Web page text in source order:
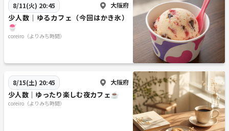
8/11(火) 20:45 大阪府
少人数｜ゆるカフェ（今回はかき氷）
🍧
coreiro（よりみち時間）
8/15(土) 20:45 大阪府
少人数｜ゆったり楽しむ夜カフェ☕️
coreiro（よりみち時間）